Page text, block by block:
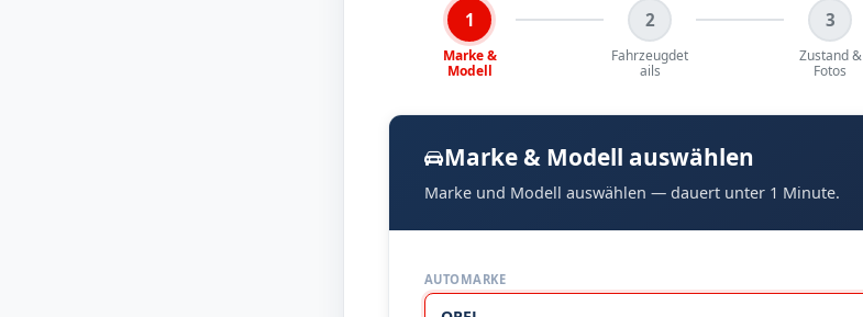
1
Marke &
Modell
2
Fahrzeugdet
ails
3
Zustand &
Fotos
Marke & Modell auswählen
Marke und Modell auswählen — dauert unter 1 Minute.
AUTOMARKE